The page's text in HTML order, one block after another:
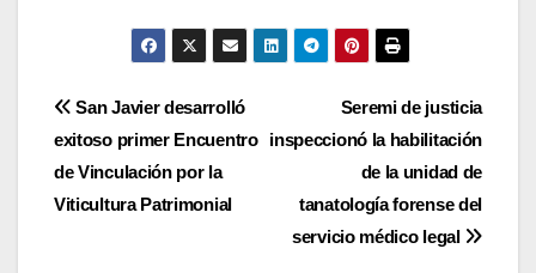
Navegación
de
entradas
Seremi de justicia
inspeccionó la habilitación
de la unidad de
tanatología forense del
servicio médico legal
San Javier desarrolló
exitoso primer Encuentro
de Vinculación por la
Viticultura Patrimonial